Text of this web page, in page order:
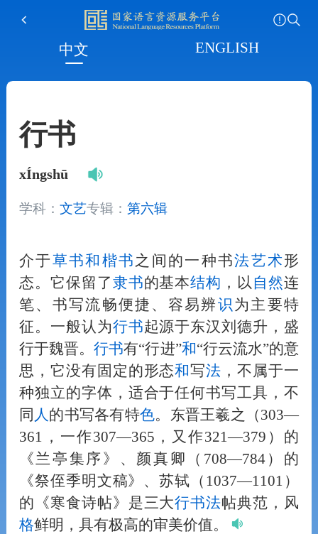
中文 ENGLISH
行书
xÍngshū
学科： 文艺专辑： 第六辑
介于草书和 楷书 之间的一种书法艺术形
态。它保留了隶书的基本结构 ，以 自然连
笔、书写流畅便捷、容易辨识 为主要特
征。一般认为行书起源于东汉刘德升，盛
行于魏晋。行书有“行进”和“行云流水”的意
思，它没有固定的形态和写法 ，不属于一
种独立的字体，适合于任何书写工具，不
同 人 的书写各有特色。东晋王羲之（303—
361，一作307—365，又作321—379）的
《兰亭集序》、颜真卿（708—784）的
《祭侄季明文稿》、苏轼（1037—1101）
的《寒食诗帖》是三大行书法帖典范，风
格鲜明，具有极高的审美价值。